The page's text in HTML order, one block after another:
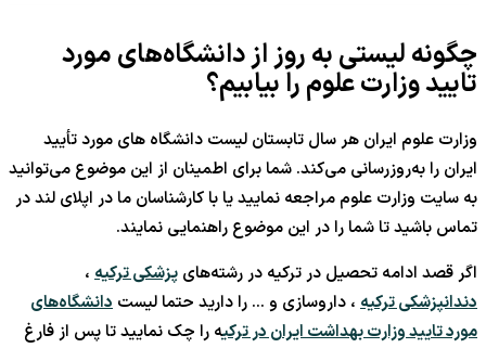
چگونه لیستی به روز از دانشگاه‌های مورد
تایید وزارت علوم را بیابیم؟
وزارت علوم ایران هر سال تابستان لیست دانشگاه ‌های مورد تأیید
ایران را به‌روزرسانی می‌کند. شما برای اطمینان از این موضوع می‌توانید
به سایت وزارت علوم مراجعه نمایید یا با کارشناسان ما در اپلای لند در
تماس باشید تا شما را در این موضوع راهنمایی نمایند.
اگر قصد ادامه تحصیل در ترکیه در رشته‌های پزشکی ترکیه ،
دندانپزشکی ترکیه ، داروسازی و … را دارید حتما لیست دانشگاه‌های
مورد تایید وزارت بهداشت ایران در ترکیه را چک نمایید تا پس از فارغ